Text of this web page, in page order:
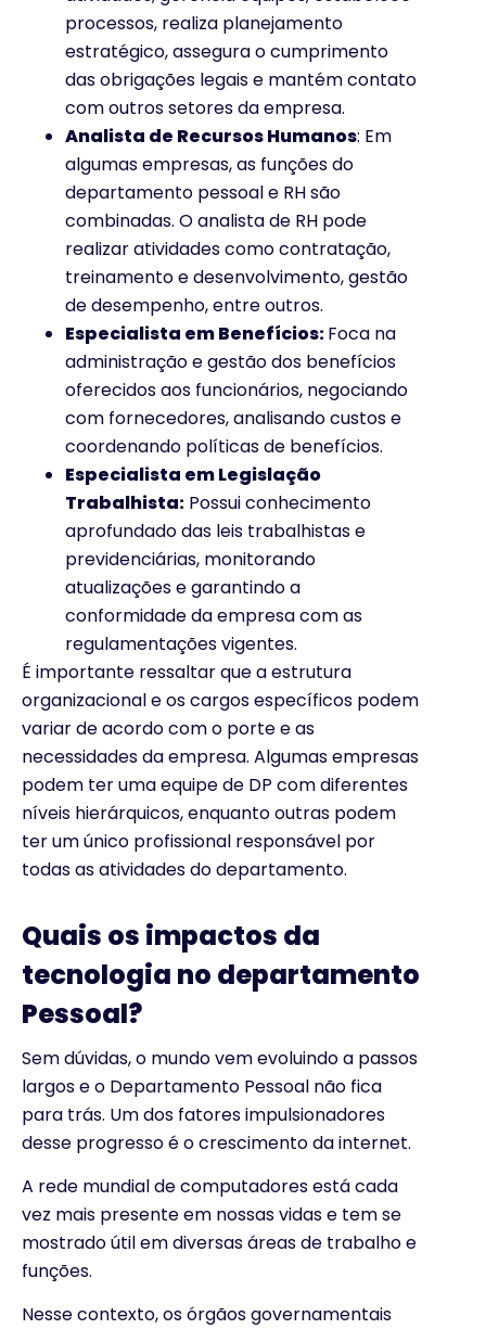
processos, realiza planejamento
estratégico, assegura o cumprimento
das obrigações legais e mantém contato
com outros setores da empresa.
Analista de Recursos Humanos: Em
algumas empresas, as funções do
departamento pessoal e RH são
combinadas. O analista de RH pode
realizar atividades como contratação,
treinamento e desenvolvimento, gestão
de desempenho, entre outros.
Especialista em Benefícios:Foca na
administração e gestão dos benefícios
oferecidos aos funcionários, negociando
com fornecedores, analisando custos e
coordenando políticas de benefícios.
Especialista em Legislação
Trabalhista: Possui conhecimento
aprofundado das leis trabalhistas e
previdenciárias, monitorando
atualizações e garantindo a
conformidade da empresa com as
regulamentações vigentes.
É importante ressaltar que a estrutura
organizacional e os cargos específicos podem
variar de acordo com o porte e as
necessidades da empresa. Algumas empresas
podem ter uma equipe de DP com diferentes
níveis hierárquicos, enquanto outras podem
ter um único profissional responsável por
todas as atividades do departamento.
Quais os impactos da
tecnologia no departamento
Pessoal?
Sem dúvidas, o mundo vem evoluindo a passos
largos e o Departamento Pessoal não fica
para trás. Um dos fatores impulsionadores
desse progresso é o crescimento da internet.
A rede mundial de computadores está cada
vez mais presente em nossas vidas e tem se
mostrado útil em diversas áreas de trabalho e
funções.
Nesse contexto, os órgãos governamentais